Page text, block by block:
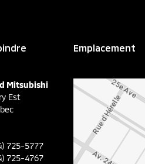
Mitsubishi
Est
725-5777
725-4767
Emplacement